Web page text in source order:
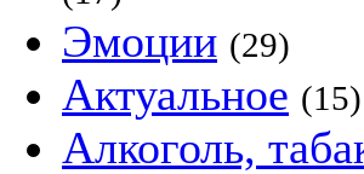
Эмоции (29)
Актуальное (15)
Алкоголь,